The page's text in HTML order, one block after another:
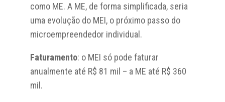
como ME. A ME, de forma simplificada, seria
uma evolução do MEI, o próximo passo do
microempreendedor individual.
Faturamento: o MEI só pode faturar
anualmente até R$ 81 mil – a ME até R$ 360
mil.